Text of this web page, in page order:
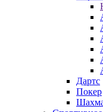
Дартс
Покер